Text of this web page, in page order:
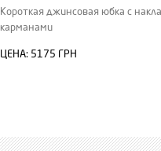
Короткая джинсовая юбка с
карманами
ЦЕНА: 5175 ГРН